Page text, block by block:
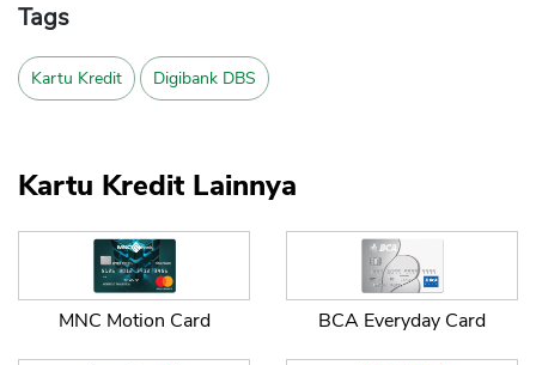
Tags
Kartu Kredit Digibank DBS
Kartu Kredit Lainnya
MNC Motion Card BCA Everyday Card